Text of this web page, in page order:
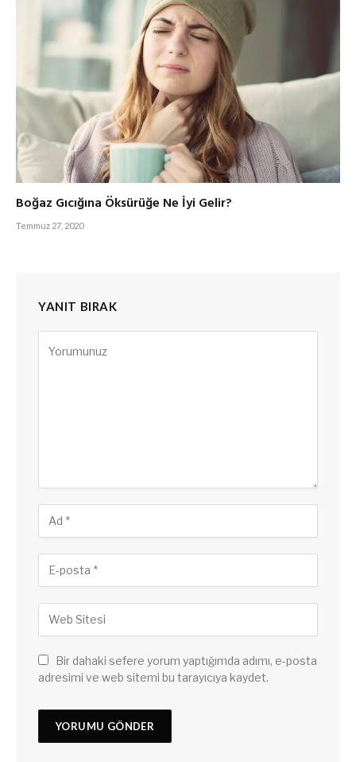
Boğaz Gıcığına Öksürüğe Ne İyi Gelir?
Temmuz 27, 2020
YANIT BIRAK
Bir dahaki sefere yorum yaptığımda adımı, e-posta
adresimi ve web sitemi bu tarayıcıya kaydet.